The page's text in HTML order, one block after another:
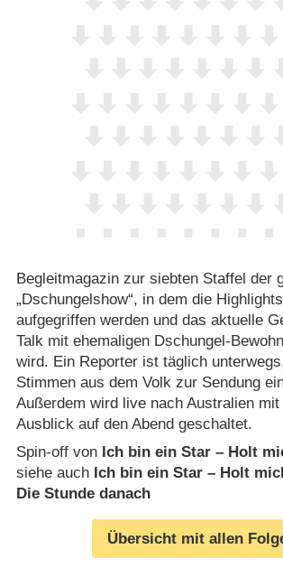
Begleitmagazin zur siebten Staffel der
„Dschungelshow“, in dem die
aufgegriffen werden und das aktuelle
Talk mit ehemaligen Dschungel-
wird. Ein Reporter ist täglich
Stimmen aus dem Volk zur Sendung
Außerdem wird live nach Australien
Ausblick auf den Abend geschaltet.
Spin-off von Ich bin ein Star – Holt
siehe auch Ich bin ein Star – Holt
Die Stunde danach
Übersicht mit allen